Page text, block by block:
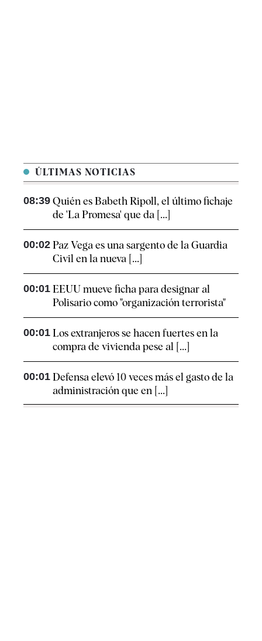
ÚLTIMAS NOTICIAS
08:39 Quién es Babeth Ripoll, el último fichaje
de 'La Promesa' que da [...]
00:02 Paz Vega es una sargento de la Guardia
Civil en la nueva [...]
00:01 EEUU mueve ficha para designar al
Polisario como "organización terrorista"
00:01 Los extranjeros se hacen fuertes en la
compra de vivienda pese al [...]
00:01 Defensa elevó 10 veces más el gasto de la
administración que en [...]